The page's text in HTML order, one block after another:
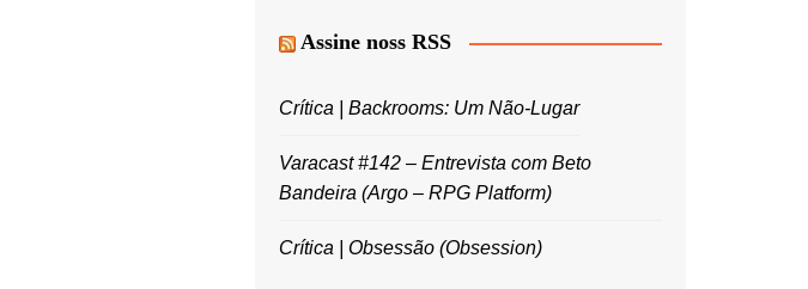
Assine noss RSS
Crítica | Backrooms: Um Não-Lugar
Varacast #142 – Entrevista com Beto
Bandeira (Argo – RPG Platform)
Crítica | Obsessão (Obsession)